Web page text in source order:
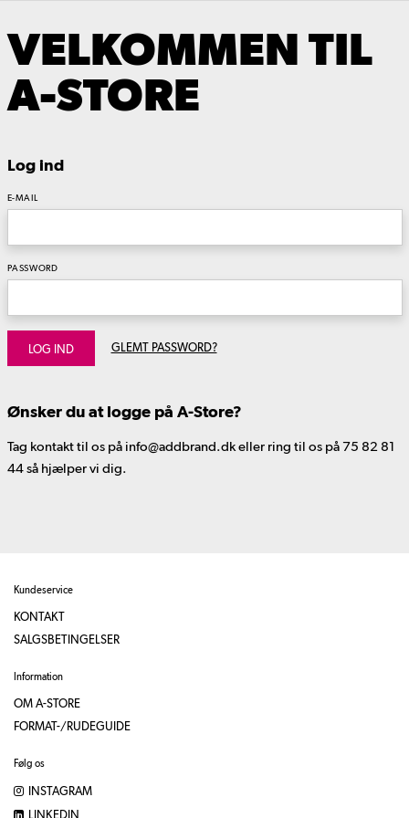
VELKOMMEN TIL
A-STORE
Log ind
E-MAIL
PASSWORD
LOG IND GLEMT PASSWORD?
Ønsker du at logge på A-Store?
Tag kontakt til os på info@addbrand.dk eller ring til os på 75 82 81
44 så hjælper vi dig.
Kundeservice
KONTAKT
SALGSBETINGELSER
Information
OM A-STORE
FORMAT-/RUDEGUIDE
Følg os
INSTAGRAM